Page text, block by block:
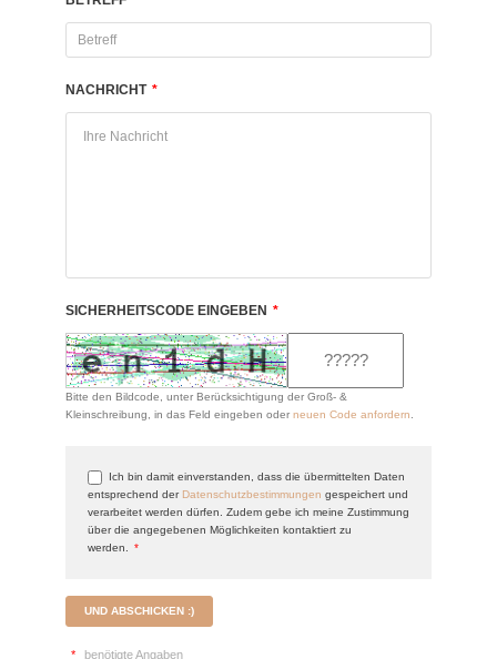
NACHRICHT *
SICHERHEITSCODE EINGEBEN *
Bitte den Bildcode, unter Berücksichtigung der Groß- &
Kleinschreibung, in das Feld eingeben oder neuen Code anfordern
Ich bin damit einverstanden, dass die übermittelten Daten
entsprechend der Datenschutzbestimmungen gespeichert und
verarbeitet werden dürfen. Zudem gebe ich meine Zustimmung
über die angegebenen Möglichkeiten kontaktiert zu
werden.
*
UND ABSCHICKEN :)
* benötigte Angaben